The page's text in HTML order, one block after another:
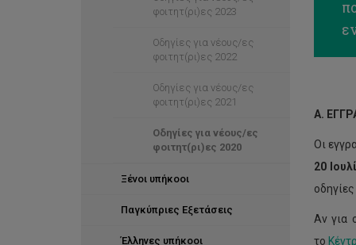
φοιτητ(ρι)ες 2023
Οδηγίες για νέους/ες
φοιτητ(ρι)ες 2022
Οδηγίες για νέους/ες
φοιτητ(ρι)ες 2021
Οδηγίες για νέους/ες
φοιτητ(ρι)ες 2020
Ξένοι υπήκοοι
Παγκύπριες Εξετάσεις
Έλληνες υπήκοοι
Α.
Oι
20
Αν για
το